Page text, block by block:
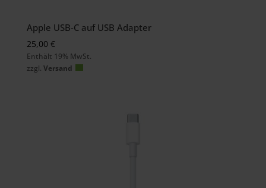
Apple USB-C auf USB Adapter
25,00 €
Enthält 19% MwSt.
zzgl. Versand